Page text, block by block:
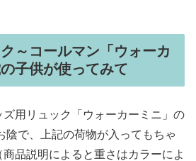
～コールマン「ウォーカ
子供が使ってみて
用リュック「ウォーカーミニ」の
陰で、上記の荷物が入ってもちゃ
品説明によると重さはカラーによ